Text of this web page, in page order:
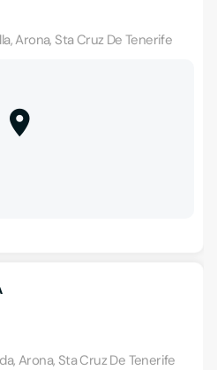
Arona, Sta Cruz De Tenerife
Arona, Sta Cruz De Tenerife